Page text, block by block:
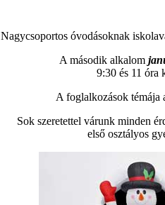
Nagycsoportos óvodásoknak
A második alkalom
9:30 és 11 óra
A foglalkozások témája
Sok szeretettel várunk minden
első osztályos